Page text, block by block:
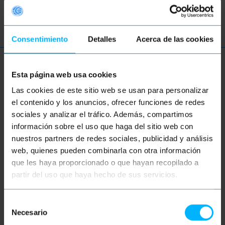
Consentimiento Detalles Acerca de las cookies
Esta página web usa cookies
Las cookies de este sitio web se usan para personalizar
el contenido y los anuncios, ofrecer funciones de redes
sociales y analizar el tráfico. Además, compartimos
información sobre el uso que haga del sitio web con
nuestros partners de redes sociales, publicidad y análisis
web, quienes pueden combinarla con otra información
que les haya proporcionado o que hayan recopilado a
partir del uso que haya hecho de sus servicios.
Necesario
Plus d'informations
Description
Câble de 1 m qui convertit d'USB en série RS232,
idéal pour obtenir plus de ports série ou pour fournir
cette interface dans les ordinateurs qui ne l'ont pas.
Vitesse de transmission jusqu'à 921,6 Kbps. Il
possède 1 port RS232 avec connecteur de type DB9-
Windows et Linux. Modèle qui fournit en option une
Caractéristiques